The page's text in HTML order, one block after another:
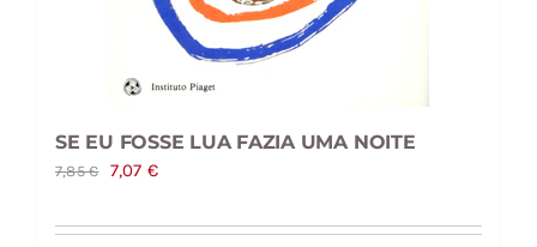
SE EU FOSSE LUA FAZIA UMA NOITE
7,85€
O
original
7,07 €O
atual